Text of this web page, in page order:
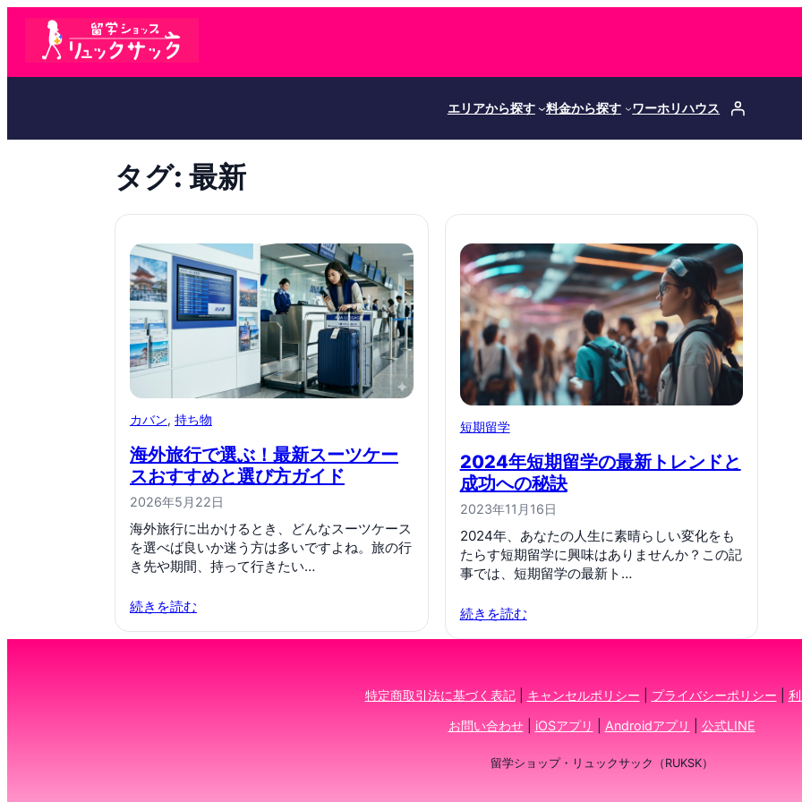
エリアから探す 料金から探す ワーホリハウス
タグ: 最新
カバン, 持ち物
海外旅行で選ぶ！最新スーツケー
スおすすめと選び方ガイド
2026年5月22日
海外旅行に出かけるとき、どんなスーツケース
を選べば良いか迷う方は多いですよね。旅の行
き先や期間、持って行きたい…
続きを読む
短期留学
2024年短期留学の最新トレンドと
成功への秘訣
2023年11月16日
2024年、あなたの人生に素晴らしい変化をも
たらす短期留学に興味はありませんか？この記
事では、短期留学の最新ト…
続きを読む
特定商取引法に基づく表記| キャンセルポリシー プライバシーポリシー
お問い合わせ| iOSアプリ Androidアプリ 公式LINE
留学ショップ・リュックサック（RUKSK）